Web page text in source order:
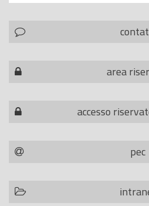
area
accesso
pec